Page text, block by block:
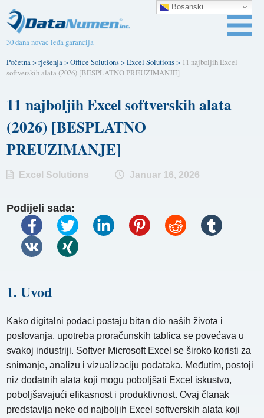
30 dana novac leđa garancija
Početna>rješenja>Office Solutions>Excel Solutions> 11 najboljih Excel
softverskih alata (2026) [BESPLATNO PREUZIMANJE]
11 najboljih Excel softverskih alata
(2026) [BESPLATNO
PREUZIMANJE]
Excel Solutions Januar 16, 2026
Podijeli sada:
1. Uvod
Kako digitalni podaci postaju bitan dio naših života i
poslovanja, upotreba proračunskih tablica se povećava u
svakoj industriji. Softver Microsoft Excel se široko koristi za
snimanje, analizu i vizualizaciju podataka. Međutim, postoji
niz dodatnih alata koji mogu poboljšati Excel iskustvo,
poboljšavajući efikasnost i produktivnost. Ovaj članak
predstavlja neke od najboljih Excel softverskih alata koji
Bosanski